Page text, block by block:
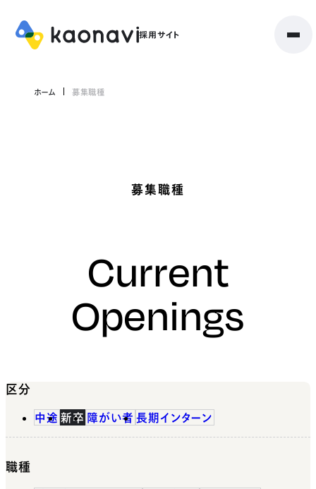
ホーム 募集職種
募集職種
Current
Openings
区分
中途 新卒 障がい者 長期インターン
職種